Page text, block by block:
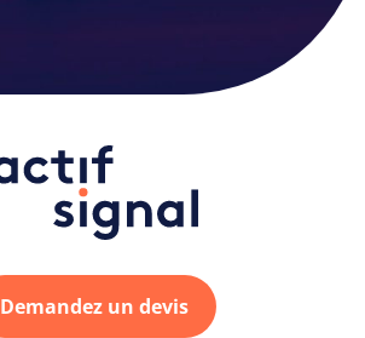
Demandez un devis